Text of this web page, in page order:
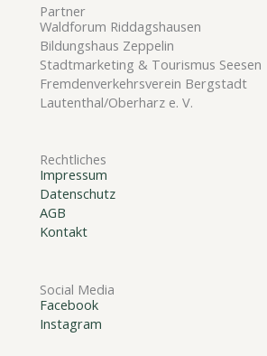
Partner
Waldforum Riddagshausen
Bildungshaus Zeppelin
Stadtmarketing & Tourismus Seesen
Fremdenverkehrsverein Bergstadt
Lautenthal/Oberharz e. V.
Rechtliches
Impressum
Datenschutz
AGB
Kontakt
Social Media
Facebook
Instagram